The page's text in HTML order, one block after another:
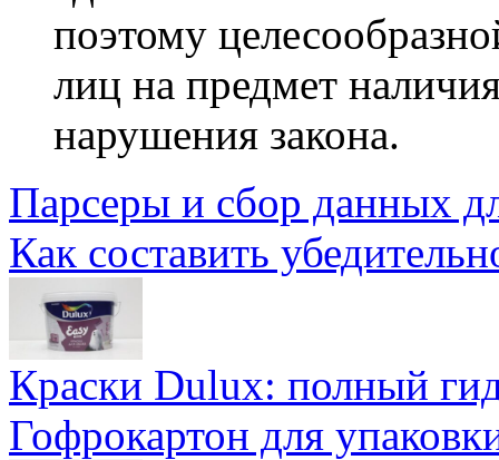
поэтому
лиц на предмет
нарушения закона.
Парсеры и сбор данных
Как составить
Краски Dulux: полный
Гофрокартон для